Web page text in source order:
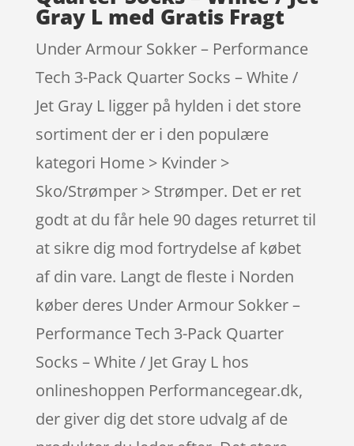
Gray L med Gratis Fragt
Under Armour Sokker – Performance
Tech 3-Pack Quarter Socks – White /
Jet Gray L ligger på hylden i det store
sortiment der er i den populære
kategori Home > Kvinder >
Sko/Strømper > Strømper. Det er ret
godt at du får hele 90 dages returret til
at sikre dig mod fortrydelse af købet
af din vare. Langt de fleste i Norden
køber deres Under Armour Sokker –
Performance Tech 3-Pack Quarter
Socks – White / Jet Gray L hos
onlineshoppen Performancegear.dk,
der giver dig det store udvalg af de